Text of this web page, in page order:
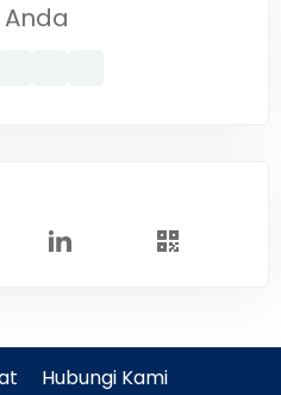
Hubungi Kami